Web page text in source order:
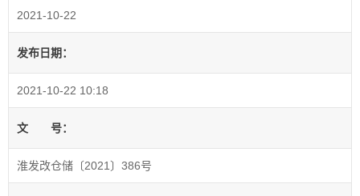
2021-10-22
发布日期：
2021-10-22 10:18
文 号：
淮发改仓储〔2021〕386号